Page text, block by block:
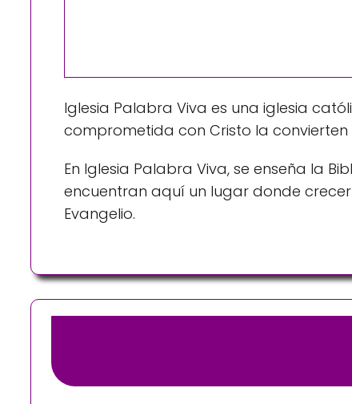
Iglesia Palabra Viva es una iglesia
comprometida con Cristo la convierten
En Iglesia Palabra Viva, se enseña la
encuentran aquí un lugar donde
Evangelio.